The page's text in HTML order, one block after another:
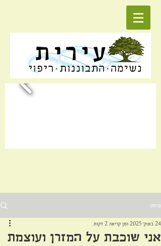
פוסט
אני שוכבת על המזרן ועוצמת
24 באוק׳ 2025 זמן קריאה 2 דקות